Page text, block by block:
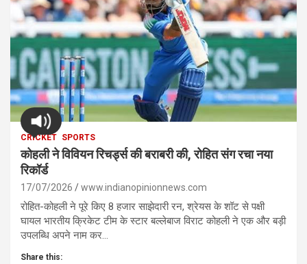
CRICKET SPORTS
कोहली ने विवियन रिचर्ड्स की बराबरी की, रोहित संग रचा नया
रिकॉर्ड
17/07/2026 www.indianopinionnews.com
रोहित-कोहली ने पूरे किए 8 हजार साझेदारी रन, श्रेयस के शॉट से पक्षी
घायल भारतीय क्रिकेट टीम के स्टार बल्लेबाज विराट कोहली ने एक और बड़ी
उपलब्धि अपने नाम कर…
Share this: